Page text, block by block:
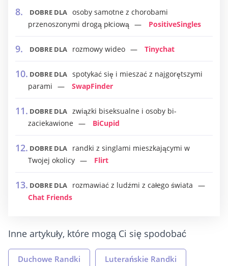
DOBRE DLA osoby samotne z chorobami
przenoszonymi drogą płciową
PositiveSingles
DOBRE DLA rozmowy wideo Tinychat
DOBRE DLA spotykać się i mieszać z najgorętszymi
parami
SwapFinder
DOBRE DLA związki biseksualne i osoby bi-
zaciekawione
BiCupid
DOBRE DLA
randki z singlami mieszkającymi w
Twojej okolicy
Flirt
DOBRE DLA
rozmawiać z ludźmi z całego świata
Chat Friends
Inne artykuły, które mogą Ci się spodobać
Duchowe Randki Luterańskie Randki